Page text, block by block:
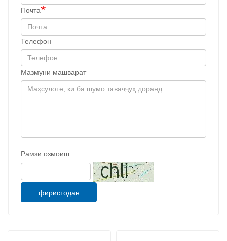
Почта
Телефон
Мазмуни машварат
Рамзи озмоиш
фиристодан